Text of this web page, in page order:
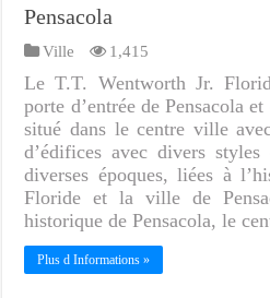
Pensacola
Ville 1,415
Le T.T. Wentworth Jr.
porte d’entrée de Pensacola
situé dans le centre ville
d’édifices avec divers styles
diverses époques, liées à
Floride et la ville de
historique de Pensacola, le
Plus d Informations »